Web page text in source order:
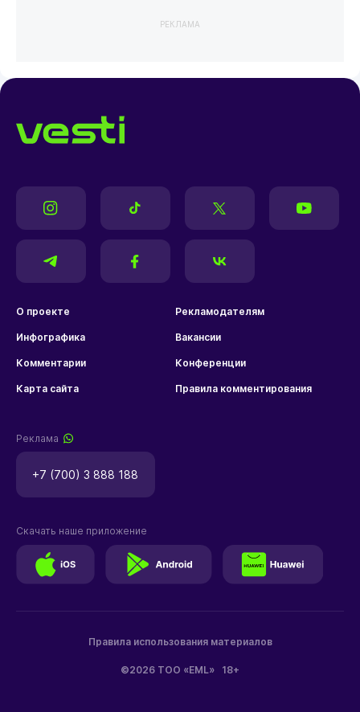
РЕКЛАМА
О проекте Рекламодателям
Инфографика Вакансии
Комментарии Конференции
Карта сайта Правила комментирования
Реклама
+7 (700) 3 888 188
©2026 ТОО «EML» 18+
Правила использования материалов
Скачать наше приложение